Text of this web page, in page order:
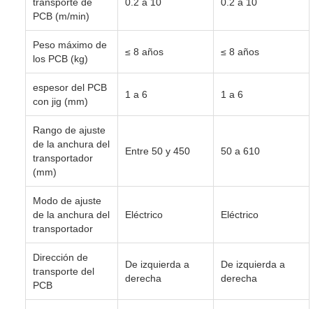
PCB (m/min)
Peso máximo de
los PCB (kg)
≤ 8 años ≤ 8 años
espesor del PCB
con jig (mm)
1 a 6 1 a 6
Rango de ajuste
de la anchura del
transportador
(mm)
Entre 50 y 450 50 a 610
Modo de ajuste
de la anchura del
transportador
Eléctrico Eléctrico
Dirección de
transporte del
PCB
De izquierda a
derecha
De izquierda a
derecha